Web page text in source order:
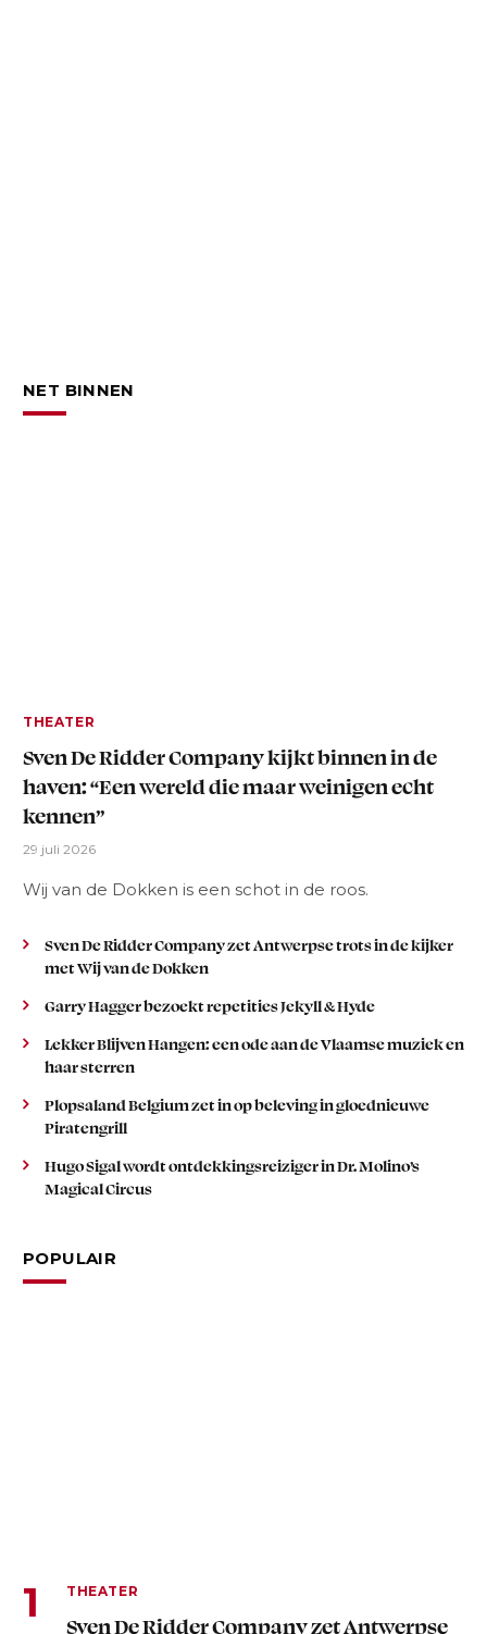
NET BINNEN
THEATER
Sven De Ridder Company kijkt binnen in de
haven: “Een wereld die maar weinigen echt
kennen”
29 juli 2026
Wij van de Dokken is een schot in de roos.
Sven De Ridder Company zet Antwerpse trots in de kijker
met Wij van de Dokken
Garry Hagger bezoekt repetities Jekyll & Hyde
Lekker Blijven Hangen: een ode aan de Vlaamse muziek en
haar sterren
Plopsaland Belgium zet in op beleving in gloednieuwe
Piratengrill
Hugo Sigal wordt ontdekkingsreiziger in Dr. Molino’s
Magical Circus
POPULAIR
THEATER
Sven De Ridder Company zet Antwerpse